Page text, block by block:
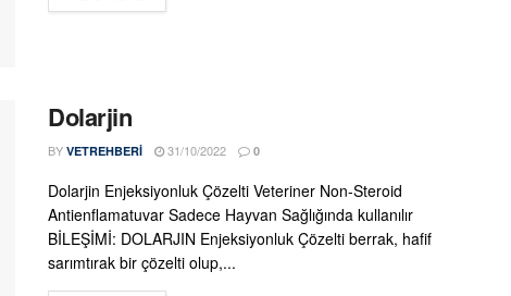
Dolarjin
BY VETREHBERI 31/10/2022 0
Dolarjin Enjeksiyonluk Çözelti Veteriner Non-Steroid
Antienflamatuvar Sadece Hayvan Sağlığında kullanılır
BİLEŞİMİ: DOLARJIN Enjeksiyonluk Çözelti berrak, hafif
sarımtırak bir çözelti olup,...